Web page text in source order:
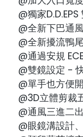
@獨家
@全新下巴通
@全新擾流鴨
@通過安規
@雙鏡設定 -
@單手也方便
@3D立體剪裁
@通風三進二
@眼鏡溝設計